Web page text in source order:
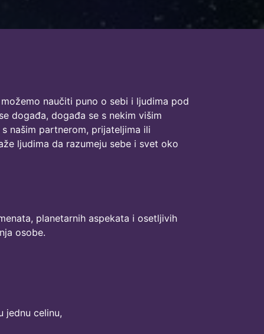
naučiti puno o sebi i ljudima pod
događa, događa se s nekim višim
našim partnerom, prijateljima ili
ljudima da razumeju sebe i svet oko
planetarnih aspekata i osetljivih
osobe.
jednu celinu,